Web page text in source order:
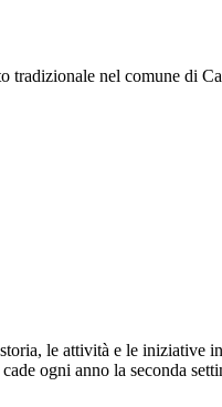
nel comune di
le attività e le iniziative
cade ogni anno la seconda